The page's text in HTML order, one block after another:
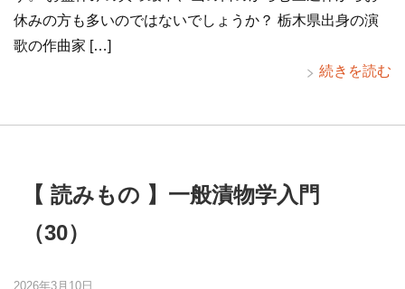
休みの方も多いのではないでしょうか？ 栃木県出身の演
歌の作曲家 […]
続きを読む
【 読みもの 】一般漬物学入門
（30）
2026年3月10日